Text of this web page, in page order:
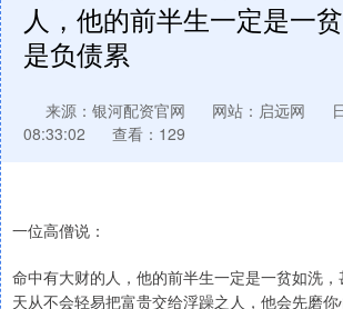
人，他的前半生一定是一
是负债累
来源：银河配资官网 网站：启远网
08:33:02
查看：129
一位高僧说：
命中有大财的人，他的前半生一定是一贫如洗
天从不会轻易把富贵交给浮躁之人，他会先磨